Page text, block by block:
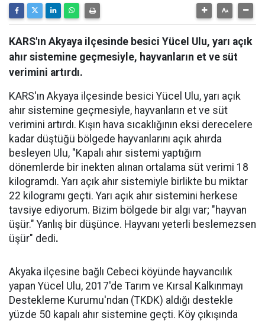
KARS'ın Akyaya ilçesinde besici Yücel Ulu, yarı açık
ahır sistemine geçmesiyle, hayvanların et ve süt
verimini artırdı.
KARS'ın Akyaya ilçesinde besici Yücel Ulu, yarı açık
ahır sistemine geçmesiyle, hayvanların et ve süt
verimini artırdı. Kışın hava sıcaklığının eksi derecelere
kadar düştüğü bölgede hayvanlarını açık ahırda
besleyen Ulu, "Kapalı ahır sistemi yaptığım
dönemlerde bir inekten alınan ortalama süt verimi 18
kilogramdı. Yarı açık ahır sistemiyle birlikte bu miktar
22 kilogramı geçti. Yarı açık ahır sistemini herkese
tavsiye ediyorum. Bizim bölgede bir algı var; "hayvan
üşür." Yanlış bir düşünce. Hayvanı yeterli beslemezsen
üşür" dedi.
Akyaka ilçesine bağlı Cebeci köyünde hayvancılık
yapan Yücel Ulu, 2017'de Tarım ve Kırsal Kalkınmayı
Destekleme Kurumu'ndan (TKDK) aldığı destekle
yüzde 50 kapalı ahır sistemine geçti. Köy çıkışında